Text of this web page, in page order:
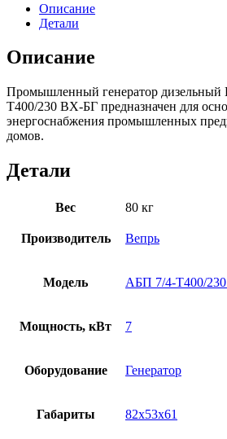
Описание
Детали
Описание
Промышленный генератор
Т400/230 ВХ-БГ предназначен для
энергоснабжения промышленных
домов.
Детали
Вес 80 кг
Производитель Вепрь
Модель АБП 7/4-Т400/
Мощность, кВт 7
Оборудование Генератор
Габариты 82x53x61